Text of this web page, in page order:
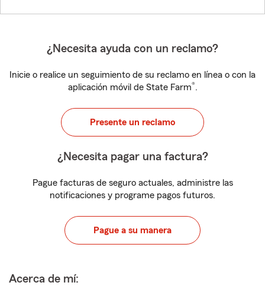
¿Necesita ayuda con un reclamo?
Inicie o realice un seguimiento de su reclamo en línea o con la
aplicación móvil de State Farm®.
Presente un reclamo
¿Necesita pagar una factura?
Pague facturas de seguro actuales, administre las
notificaciones y programe pagos futuros.
Pague a su manera
Acerca de mí: